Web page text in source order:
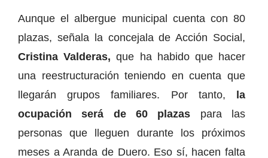
Aunque el albergue municipal cuenta con 80
plazas, señala la concejala de Acción Social,
Cristina Valderas, que ha habido que hacer
una reestructuración teniendo en cuenta que
llegarán grupos familiares. Por tanto, la
ocupación será de 60 plazas para las
personas que lleguen durante los próximos
meses a Aranda de Duero. Eso sí, hacen falta